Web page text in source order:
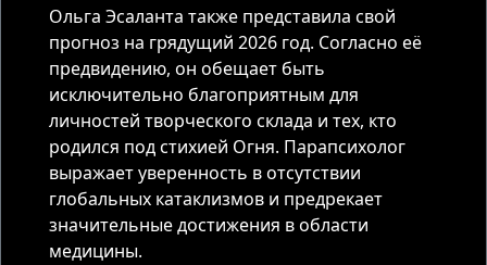
Ольга Эсаланта также представила свой
прогноз на грядущий 2026 год. Согласно её
предвидению, он обещает быть
исключительно благоприятным для
личностей творческого склада и тех, кто
родился под стихией Огня. Парапсихолог
выражает уверенность в отсутствии
глобальных катаклизмов и предрекает
значительные достижения в области
медицины.